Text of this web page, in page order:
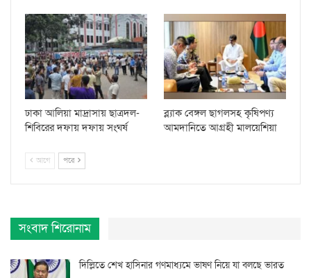
ঢাকা আলিয়া মাদ্রাসায় ছাত্রদল-
শিবিরের দফায় দফায় সংঘর্ষ
ব্ল্যাক বেঙ্গল ছাগলসহ কৃষিপণ্য
আমদানিতে আগ্রহী মালয়েশিয়া
আগে পরে
সংবাদ শিরোনাম
দিল্লিতে শেখ হাসিনার গণমাধ্যমে ভাষণ নিয়ে যা বলছে ভারত